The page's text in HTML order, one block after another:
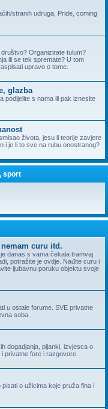
stranih udruga, Pride, coming
Organizirate tulum?
ili se tek spremate? U tom
upravo o tome.
glazba
podijelite s nama ili pak iznesite
života, jesu li teorije zavjere
i je li to sve na rubu onostranog?
sport
curu itd.
danas s vama čekala tramvaj
potražite je ovdje. Nađite curu i
ljubavnu poruku objektu svoje
u ostale forume. SVE privatne
soba.
dogadjanja, pijanki, izvjesca o
privatne fore i razgovore.
o užicima koje pruža fina i